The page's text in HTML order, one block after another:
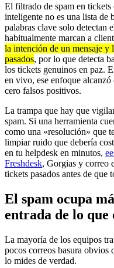
El filtrado de spam en
inteligente no es una lista de
palabras clave solo detectan
habitualmente marcan a
la intención de un mensaje y
pasados, por lo que detecta
los tickets genuinos en paz.
en vivo, ese enfoque
cero falsos positivos.
La trampa que hay que
spam. Si una herramienta
como una «resolución» que
limpiar ruido que debería
en tu helpdesk en minutos,
Freshdesk, Gorgias y correo
tickets pasados antes de que
El spam ocupa
entrada de lo que
La mayoría de los equipos
pocos correos basura
lo mides de verdad.